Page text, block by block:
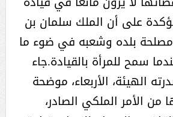
على أن الملك سلمان بن
مصلحة بلده وشعبه في ضوء ما
سمح للمرأة بالقيادة.جاء
الهيئة، الأربعاء، موضحة
الأمر الملكي الصادر،